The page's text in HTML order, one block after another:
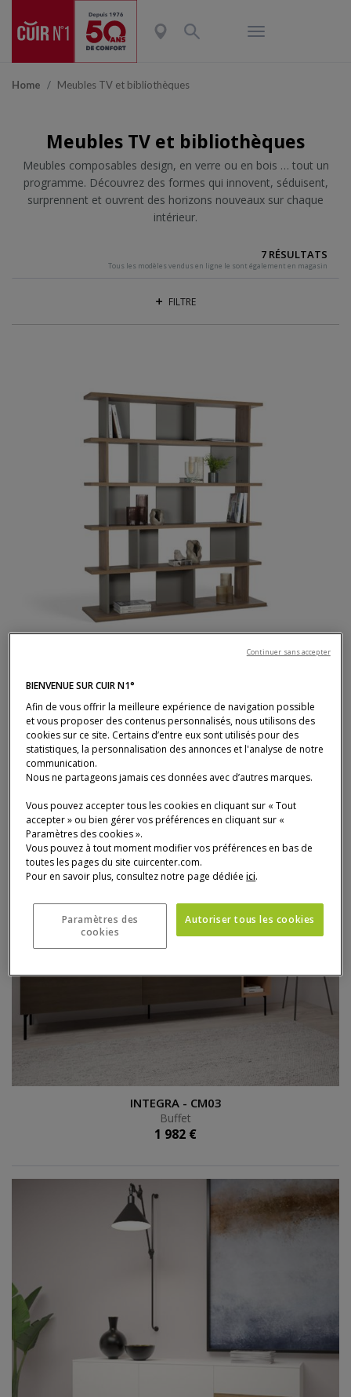
Home Meubles TV et bibliothèques
Meubles TV et bibliothèques
Meubles composables design, en verre ou en bois … tout un
programme. Découvrez des formes qui innovent, séduisent,
surprennent et ouvrent des horizons nouveaux sur chaque
intérieur.
7 RÉSULTATS
Tous les modèles vendus en ligne le sont également en magasin
FILTRE
Bibliothèque
1 985 €
INTEGRA - CM03
Buffet
1 982 €
BIENVENUE SUR CUIR N1°
Afin de vous offrir la meilleure expérience de navigation possible
et vous proposer des contenus personnalisés, nous utilisons des
cookies sur ce site. Certains d’entre eux sont utilisés pour des
statistiques, la personnalisation des annonces et l'analyse de notre
communication.
Nous ne partageons jamais ces données avec d’autres marques.
Vous pouvez accepter tous les cookies en cliquant sur « Tout
accepter » ou bien gérer vos préférences en cliquant sur «
Paramètres des cookies ».
Vous pouvez à tout moment modifier vos préférences en bas de
toutes les pages du site cuircenter.com.
Pour en savoir plus, consultez notre page dédiéeici.
Paramètres des
cookies
Autoriser tous les cookies
Continuer sans accepter